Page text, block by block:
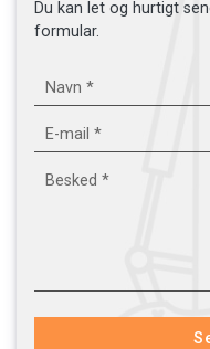
Du kan let og hurtigt
formular.